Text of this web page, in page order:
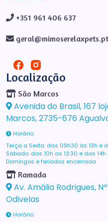
+351 961 406 637
geral@mimoserelaxpets.pt
Localização
São Marcos
Avenida do Brasil, 167
Marcos, 2735-676
Horário:
Terça a Sexta: das 09h30 às 13h e
Sábado: das 10h as 13:30 e das 14h
Domingos e feriados encerrada
Ramada
Av. Amália Rodrigues,
Odivelas
Horário: